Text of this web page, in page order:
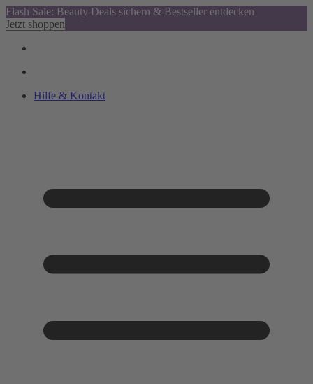
Flash Sale: Beauty Deals sichern & Bestseller entdecken
Jetzt shoppen
Hilfe & Kontakt